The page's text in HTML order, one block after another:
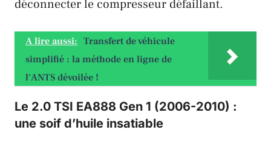
déconnecter le compresseur défaillant.
A lire aussi: Transfert de véhicule
simplifié : la méthode en ligne de
l'ANTS dévoilée !
Le 2.0 TSI EA888 Gen 1 (2006-2010) :
une soif d’huile insatiable